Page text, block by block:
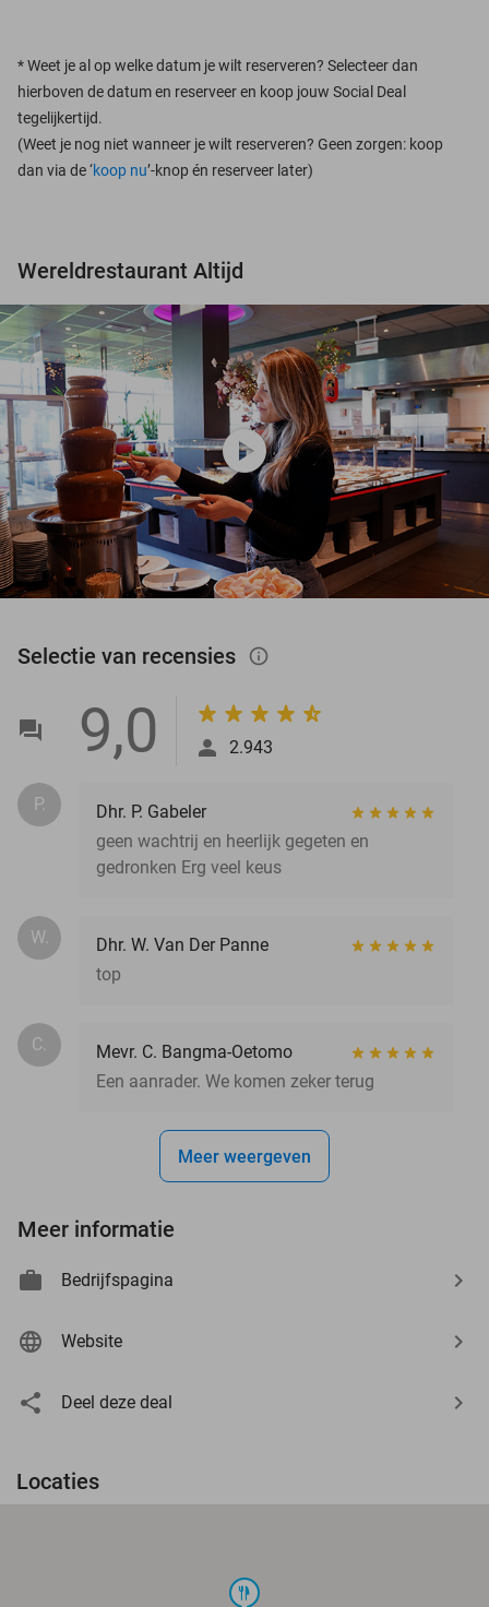
*Weet je al op welke datum je wilt reserveren? Selecteer dan
hierboven de datum en reserveer en koop jouw Social Deal
tegelijkertijd.
(Weet je nog niet wanneer je wilt reserveren? Geen zorgen: koop
dan via de ‘koop nu’-knop én reserveer later)
Wereldrestaurant Altijd
play_circle
Selectie van recensies info_outlined
9,0 2.943
P.
Dhr. P. Gabeler
geen wachtrij en heerlijk gegeten en
gedronken Erg veel keus
W.
Dhr. W. Van Der Panne
top
C.
Mevr. C. Bangma-Oetomo
Een aanrader. We komen zeker terug
Meer weergeven
Meer informatie
Bedrijfspagina
Website
Deel deze deal
Locaties
food